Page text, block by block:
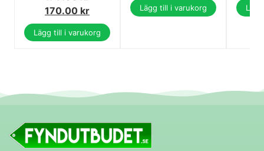
170.00 kr
Lägg till i varukorg
Lägg till i varukorg